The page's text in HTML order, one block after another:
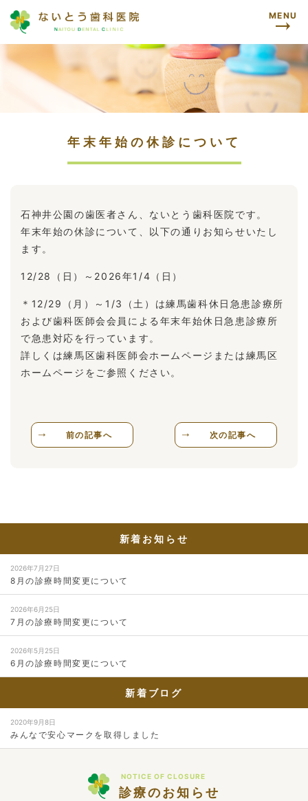
MENU
年末年始の休診について
石神井公園の歯医者さん、ないとう歯科医院です。
年末年始の休診について、以下の通りお知らせいたし
ます。
12/28（日）～2026年1/4（日）
＊12/29（月）～1/3（土）は練馬歯科休日急患診療所
および歯科医師会会員による年末年始休日急患診療所
で急患対応を行っています。
詳しくは練馬区歯科医師会ホームページまたは練馬区
ホームページをご参照ください。
前の記事へ 次の記事へ
新着お知らせ
2026年7月27日
8月の診療時間変更について
2026年6月25日
7月の診療時間変更について
2026年5月25日
6月の診療時間変更について
新着ブログ
2020年9月8日
みんなで安心マークを取得しました
NOTICE OF CLOSURE
診療のお知らせ